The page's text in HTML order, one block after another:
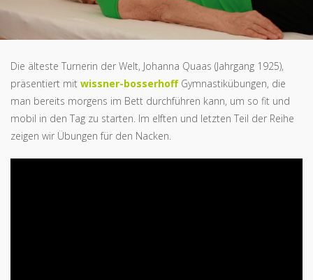
Die älteste Turnerin der Welt, Johanna Quaas (Jahrgang 1925),
präsentiert mit wissner-bosserhoffGymnastikübungen, die
man bereits morgens im Bett durchführen kann, um so fit und
mobil in den Tag zu starten. Im elften und letzten Teil der Reihe
zeigen wir Übungen für den Nacken.